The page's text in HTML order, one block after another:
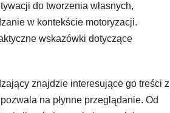
do tworzenia własnych,
w kontekście motoryzacji.
wskazówki dotyczące
znajdzie interesujące go treści z
na płynne przeglądanie. Od